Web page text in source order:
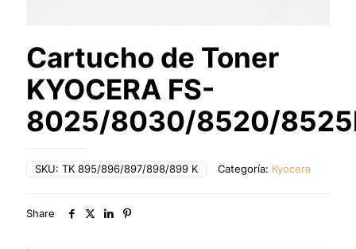
Cartucho de Toner
KYOCERA FS-
8025/8030/8520/
SKU: TK 895/896/897/898/899 K Categoría: Kyocera
Share